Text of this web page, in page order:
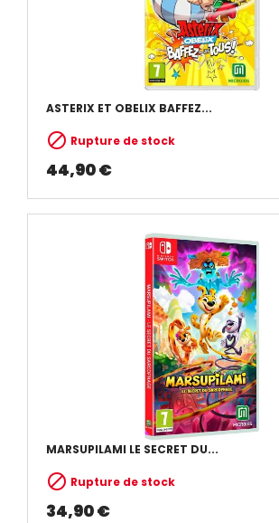
ASTERIX ET OBELIX BAFFEZ...
 Rupture de stock
44,90 €
MARSUPILAMI LE SECRET DU...
 Rupture de stock
34,90 €